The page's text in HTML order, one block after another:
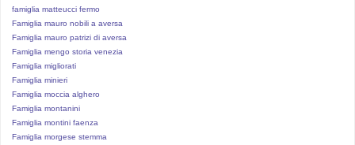
famiglia matteucci fermo
Famiglia mauro nobili a aversa
Famiglia mauro patrizi di aversa
Famiglia mengo storia venezia
Famiglia migliorati
Famiglia minieri
Famiglia moccia alghero
Famiglia montanini
Famiglia montini faenza
Famiglia morgese stemma